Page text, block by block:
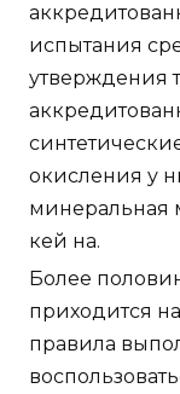
испытания
утверждения
окисления у
минеральная
кей на.
Более
приходится
правила